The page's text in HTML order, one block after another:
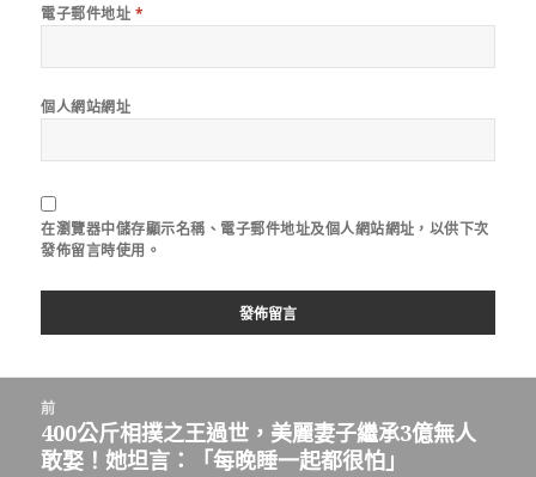
電子郵件地址 *
個人網站網址
在瀏覽器中儲存顯示名稱、電子郵件地址及個人網站網址，以供下次
發佈留言時使用。
前
上
一
400公斤相撲之王過世，美麗妻子繼承3億無人
敢娶！她坦言：「每晚睡一起都很怕」